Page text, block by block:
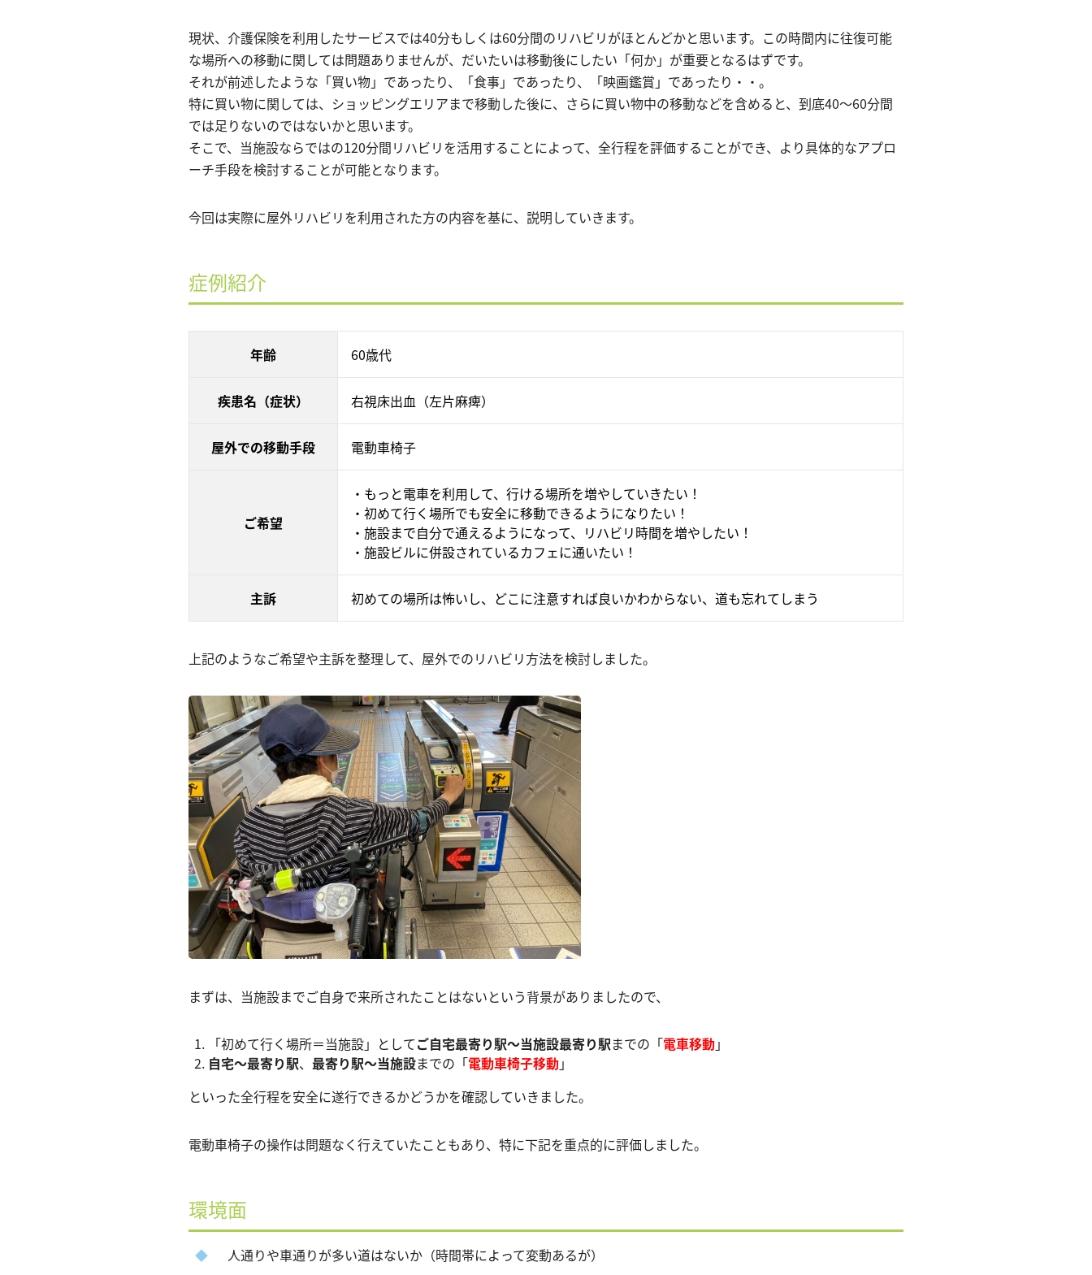
現状、介護保険を利用したサービスでは40分もしくは60分間のリハビリがほとんどかと思います。この時間内に往復可能
な場所への移動に関しては問題ありませんが、だいたいは移動後にしたい「何か」が重要となるはずです。
それが前述したような「買い物」であったり、「食事」であったり、「映画鑑賞」であったり・・。
特に買い物に関しては、ショッピングエリアまで移動した後に、さらに買い物中の移動などを含めると、到底40〜60分間
では足りないのではないかと思います。
そこで、当施設ならではの120分間リハビリを活用することによって、全行程を評価することができ、より具体的なアプロ
ーチ手段を検討することが可能となります。
今回は実際に屋外リハビリを利用された方の内容を基に、説明していきます。
症例紹介
年齢 60歳代
疾患名（症状） 右視床出血（左片麻痺）
屋外での移動手段 電動車椅子
ご希望
・もっと電車を利用して、行ける場所を増やしていきたい！
・初めて行く場所でも安全に移動できるようになりたい！
・施設まで自分で通えるようになって、リハビリ時間を増やしたい！
・施設ビルに併設されているカフェに通いたい！
主訴 初めての場所は怖いし、どこに注意すれば良いかわからない、道も忘れてしまう
上記のようなご希望や主訴を整理して、屋外でのリハビリ方法を検討しました。
まずは、当施設までご自身で来所されたことはないという背景がありましたので、
「初めて行く場所＝当施設」としてご自宅最寄り駅〜当施設最寄り駅までの「電車移動」
自宅〜最寄り駅、 最寄り駅〜当施設までの「電動車椅子移動」
といった全行程を安全に遂行できるかどうかを確認していきました。
電動車椅子の操作は問題なく行えていたこともあり、特に下記を重点的に評価しました。
環境面
人通りや車通りが多い道はないか（時間帯によって変動あるが）